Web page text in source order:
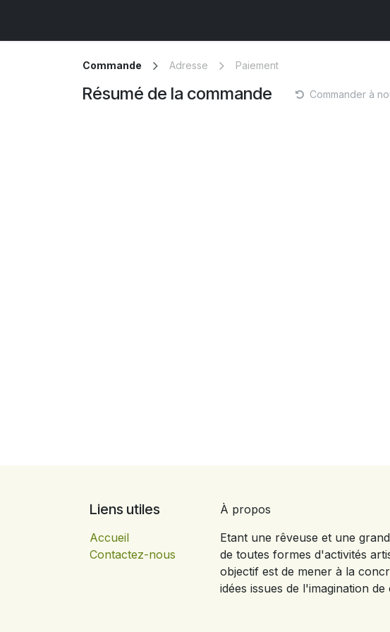
Commande Adresse Paiement
Résumé de la commande Commander à
Liens utiles
Accueil
Contactez-nous
À propos
Etant une rêveuse et une
de toutes formes d'activités
objectif est de mener à la
idées issues de l'imagination de